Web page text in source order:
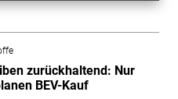
zurückhaltend: Nur
BEV-Kauf